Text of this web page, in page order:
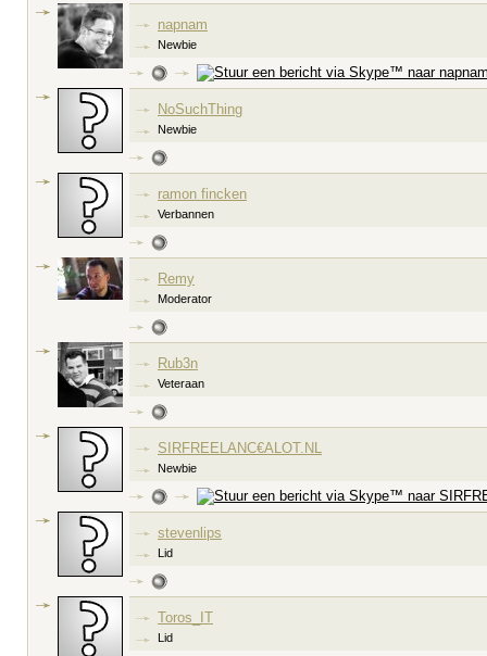
napnam
Newbie
NoSuchThing
Newbie
ramon fincken
Verbannen
Remy
Moderator
Rub3n
Veteraan
SIRFREELANC€ALOT.NL
Newbie
stevenlips
Lid
Toros_IT
Lid